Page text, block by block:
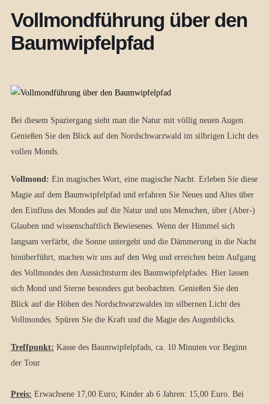
Vollmondführung über den
Baumwipfelpfad
Bei diesem Spaziergang sieht man die Natur mit völlig neuen Augen.
Genießen Sie den Blick auf den Nordschwarzwald im silbrigen Licht des
vollen Monds.
Vollmond: Ein magisches Wort, eine magische Nacht. Erleben Sie diese
Magie auf dem Baumwipfelpfad und erfahren Sie Neues und Altes über
den Einfluss des Mondes auf die Natur und uns Menschen, über (Aber-)
Glauben und wissenschaftlich Bewiesenes. Wenn der Himmel sich
langsam verfärbt, die Sonne untergeht und die Dämmerung in die Nacht
hinüberführt, machen wir uns auf den Weg und erreichen beim Aufgang
des Vollmondes den Aussichtsturm des Baumwipfelpfades. Hier lassen
sich Mond und Sterne besonders gut beobachten. Genießen Sie den
Blick auf die Höhen des Nordschwarzwaldes im silbernen Licht des
Vollmondes. Spüren Sie die Kraft und die Magie des Augenblicks.
Treffpunkt: Kasse des Baumwipfelpfads, ca. 10 Minuten vor Beginn
der Tour
Preis: Erwachsene 17,00 Euro; Kinder ab 6 Jahren: 15,00 Euro. Bei